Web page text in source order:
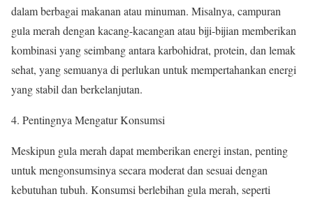
dalam berbagai makanan atau minuman. Misalnya, campuran
gula merah dengan kacang-kacangan atau biji-bijian memberikan
kombinasi yang seimbang antara karbohidrat, protein, dan lemak
sehat, yang semuanya di perlukan untuk mempertahankan energi
yang stabil dan berkelanjutan.
4. Pentingnya Mengatur Konsumsi
Meskipun gula merah dapat memberikan energi instan, penting
untuk mengonsumsinya secara moderat dan sesuai dengan
kebutuhan tubuh. Konsumsi berlebihan gula merah, seperti